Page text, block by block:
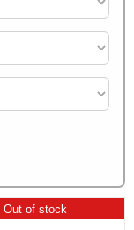
Out of stock